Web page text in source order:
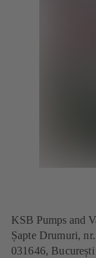
KSB Pumps and
Șapte Drumuri,
031646, București